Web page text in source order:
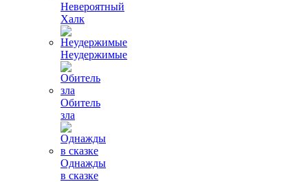
Невероятный
Халк
Неудержимые
Обитель
зла
Однажды
в сказке